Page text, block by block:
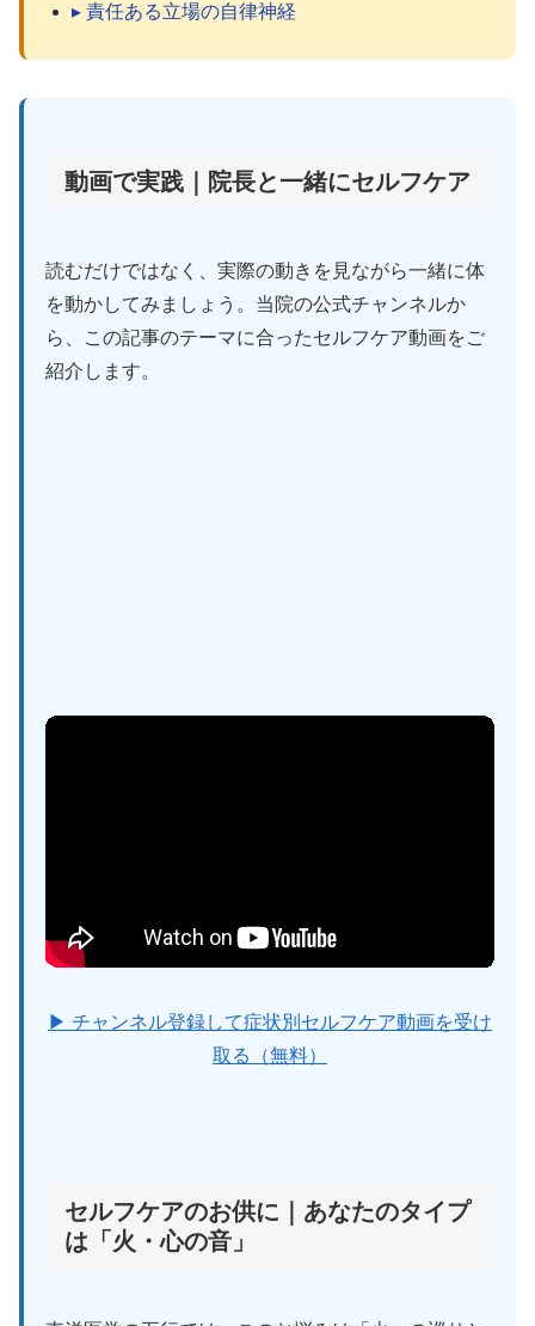
▸ 責任ある立場の自律神経
動画で実践｜院長と一緒にセルフケア
読むだけではなく、実際の動きを見ながら一緒に体
を動かしてみましょう。当院の公式チャンネルか
ら、この記事のテーマに合ったセルフケア動画をご
紹介します。
▶ チャンネル登録して症状別セルフケア動画を受け
取る（無料）
セルフケアのお供に｜あなたのタイプ
は「火・心の音」